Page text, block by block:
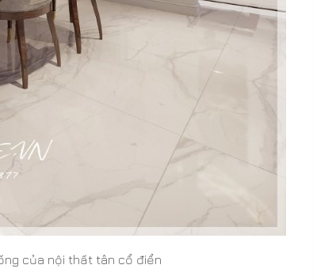
của nội thất tân cổ điển